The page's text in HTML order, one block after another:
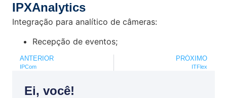
IPXAnalytics
Integração para analítico de câmeras:
Recepção de eventos;
ANTERIOR
IPCom
PRÓXIMO
ITFlex
Ei, você!